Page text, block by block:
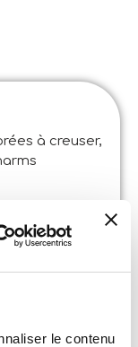
le contenu
à creuser,
certifiées.
collier,